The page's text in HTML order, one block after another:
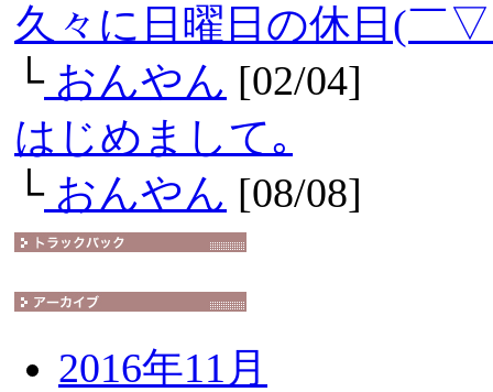
久々に日曜日の休日(￣
└おんやん [02/04]
はじめまして｡
└おんやん [08/08]
2016年11月